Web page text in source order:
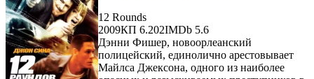
12 Rounds
2009КП 6.202IMDb 5.6
Дэнни Фишер, новоорлеанский
полицейский, единолично арестовывает
Майлса Джексона, одного из наиболее